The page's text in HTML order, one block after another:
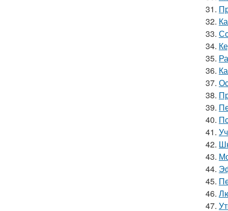
31.
32.
33.
34.
35.
36.
37.
38.
39.
40.
41.
42.
43.
44.
45.
46.
47.